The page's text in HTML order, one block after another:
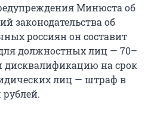
Минюста об
законодательства об
россиян он составит
должностных лиц — 70–
дисквалификацию на срок
лиц — штраф в